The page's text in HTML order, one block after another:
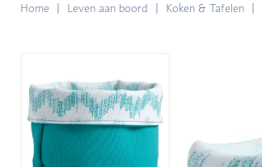
Home Leven aan boord Koken & Tafelen